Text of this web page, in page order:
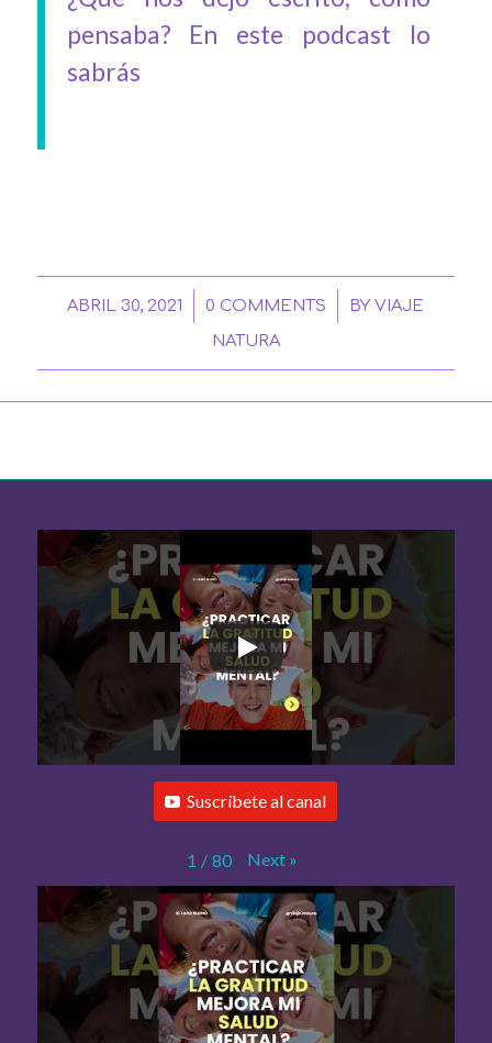
pensaba? En este podcast lo
sabrás
ABRIL 30, 2021
/ 0 COMMENTS
/ BYVIAJE
NATURA
Suscríbete al canal
1 / 80 Next »